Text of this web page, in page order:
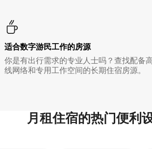
适合数字游民工作的房源
你是有出行需求的专业人士吗？查找配备
线网络和专用工作空间的长期住宿房源。
月租住宿的热门便利